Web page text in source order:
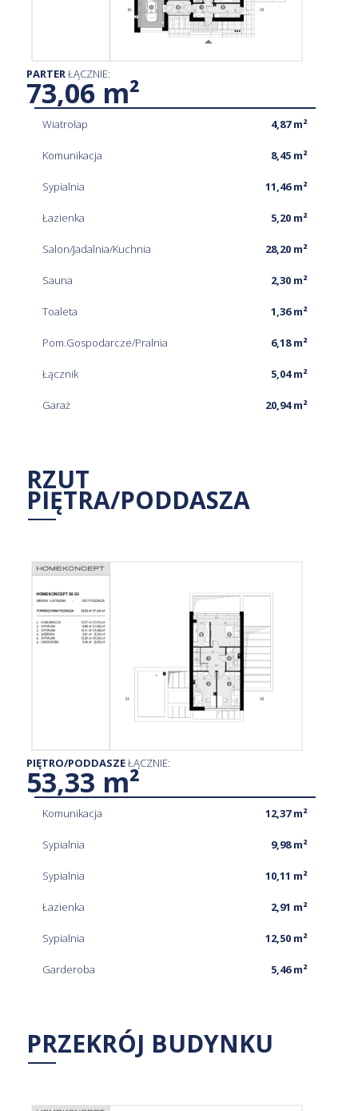
PARTERŁĄCZNIE:
73,06 m²
Wiatrołap 4,87 m²
Komunikacja 8,45 m²
Sypialnia 11,46 m²
Łazienka 5,20 m²
Salon/Jadalnia/Kuchnia 28,20 m²
Sauna 2,30 m²
Toaleta 1,36 m²
Pom.Gospodarcze/Pralnia 6,18 m²
Łącznik 5,04 m²
Garaż 20,94 m²
RZUT
PIĘTRA/PODDASZA
PIĘTRO/PODDASZEŁĄCZNIE:
53,33 m²
Komunikacja 12,37 m²
Sypialnia 9,98 m²
Sypialnia 10,11 m²
Łazienka 2,91 m²
Sypialnia 12,50 m²
Garderoba 5,46 m²
PRZEKRÓJ BUDYNKU